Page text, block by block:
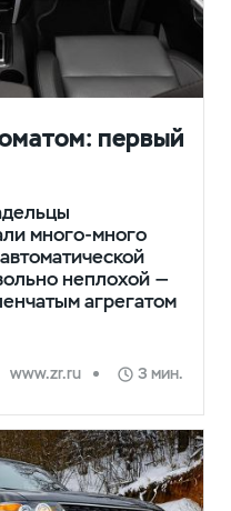
первый
много-много
неплохой —
агрегатом
www.zr.ru 3 мин.